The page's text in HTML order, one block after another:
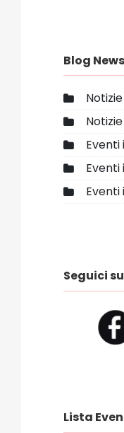
Blog News
Eventi
Eventi
Seguici
Lista